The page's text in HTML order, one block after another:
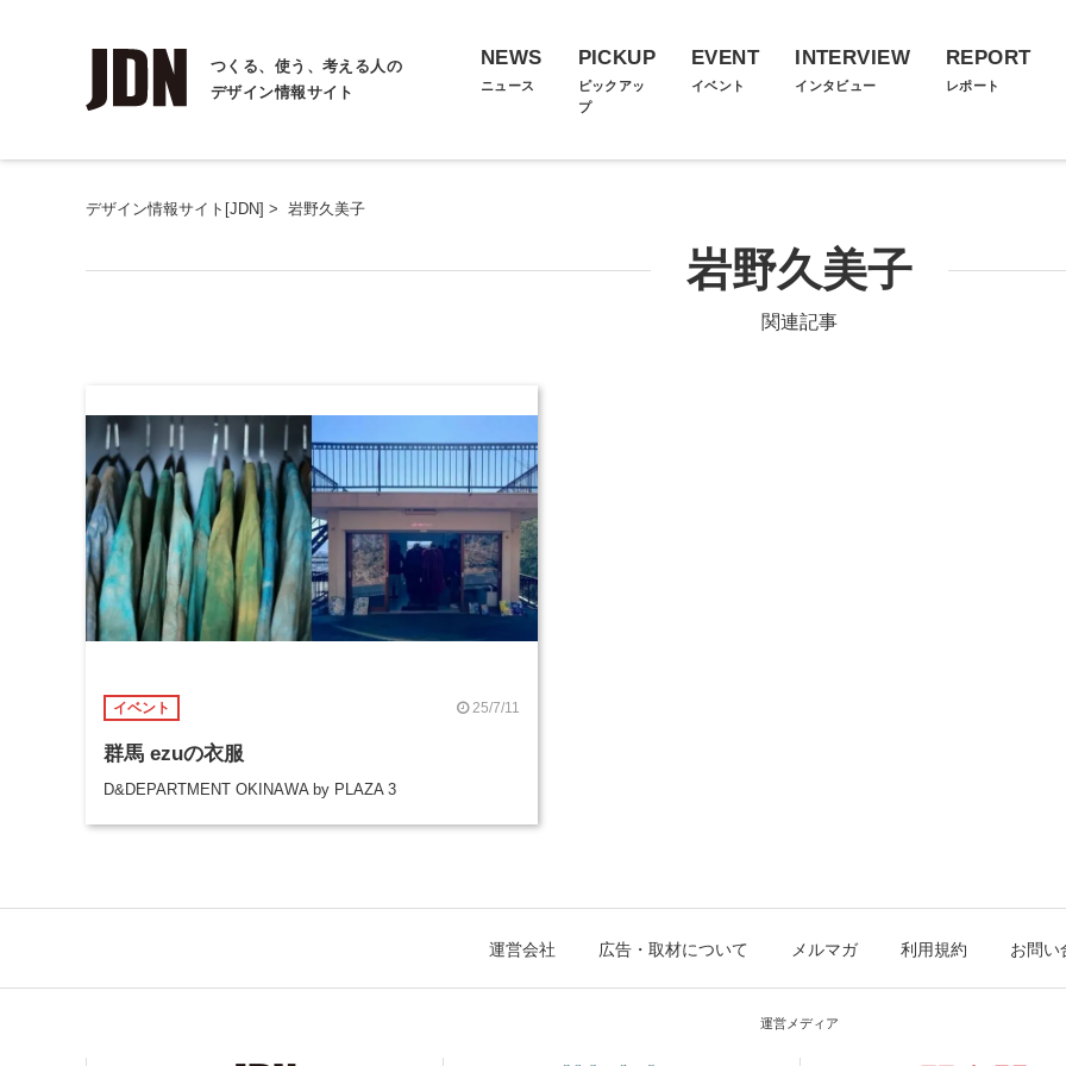
つくる、使う、考える人の
デザイン情報サイト
NEWS
ニュース
PICKUP
ピックアッ
プ
EVENT
イベント
INTERVIEW
インタビュー
REPORT
レポート
デザイン情報サイト[JDN] > 岩野久美子
岩野久美子
関連記事
イベント 25/7/11
群馬 ezuの衣服
D&DEPARTMENT OKINAWA by PLAZA 3
運営会社 広告・取材について メルマガ 利用規約 お問い
運営メディア